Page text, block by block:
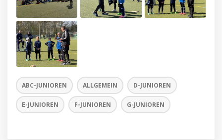
ABC-JUNIOREN ALLGEMEIN D-JUNIOREN
E-JUNIOREN F-JUNIOREN G-JUNIOREN